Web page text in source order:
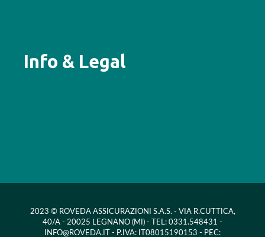
Info & Legal
2023 © ROVEDA ASSICURAZIONI S.A.S. - VIA R.CUTTICA,
40/A - 20025 LEGNANO (MI) - TEL: 0331.548431 -
INFO@ROVEDA.IT - P.IVA: IT08015190153 - PEC: